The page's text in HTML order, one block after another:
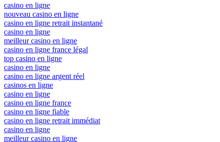
casino en ligne
nouveau casino en ligne
casino en ligne retrait instantané
casino en ligne
meilleur casino en ligne
casino en ligne france légal
top casino en ligne
casino en ligne
casino en ligne argent réel
casinos en ligne
casino en ligne
casino en ligne france
casino en ligne fiable
casino en ligne retrait immédiat
casino en ligne
meilleur casino en ligne